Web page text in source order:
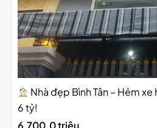
Nhà đẹp Bình Tân – Hẻm
6 tỷ!
6,700.0 triệu